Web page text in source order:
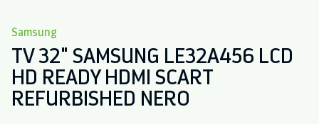
Samsung
TV 32" SAMSUNG LE32A456 LCD
HD READY HDMI SCART
REFURBISHED NERO